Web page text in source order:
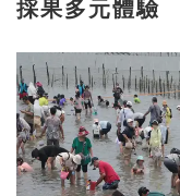
採果多元體驗